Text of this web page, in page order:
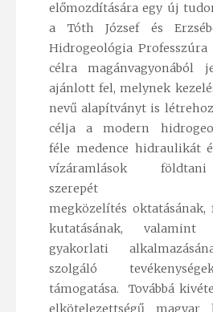
előmozdítására egy új
a Tóth József és
Hidrogeológia Professzúra
célra magánvagyonából
ajánlott fel, melynek
nevű alapítványt is
célja a modern
féle medence hidraulikát
vízáramlások
szerepét
megközelítés oktatásának,
kutatásának,
gyakorlati
szolgáló
támogatása. Továbbá